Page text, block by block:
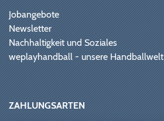
Jobangebote
Newsletter
Nachhaltigkeit und Soziales
weplayhandball - unsere Handballwelt
ZAHLUNGSARTEN